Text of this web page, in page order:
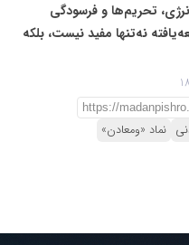
تحریم‌ها و فرسودگی
نه‌تنها مفید نیست، بلکه
نماد «ومعادن»